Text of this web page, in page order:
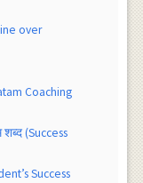
over
Coaching
(Success
Success